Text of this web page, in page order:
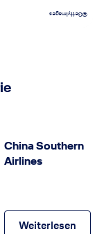
©
GettyImages
China Southern
Airlines
Weiterlesen